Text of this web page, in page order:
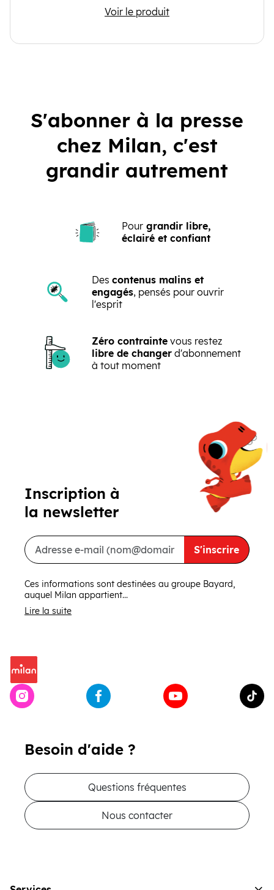
Voir le produitMon cube à histoires - Les
S'abonner à la presse
chez Milan, c'est
grandir autrement
Pour grandir libre,
éclairé et confiant
Des contenus malins et
engagés, pensés pour ouvrir
l'esprit
Zéro contrainte vous restez
libre de changer d'abonnement
à tout moment
Besoin d'aide ?
Questions fréquentes
Nous contacter
Inscription à
la newsletter
S'inscrire
Ces informations sont destinées au groupe Bayard,
auquel Milan appartient...
Lire la suite